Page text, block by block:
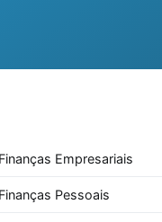
Finanças Empresariais
Finanças Pessoais